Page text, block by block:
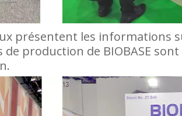
présentent les informations
production de BIOBASE